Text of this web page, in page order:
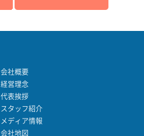
会社概要
経営理念
代表挨拶
スタッフ紹介
メディア情報
会社地図